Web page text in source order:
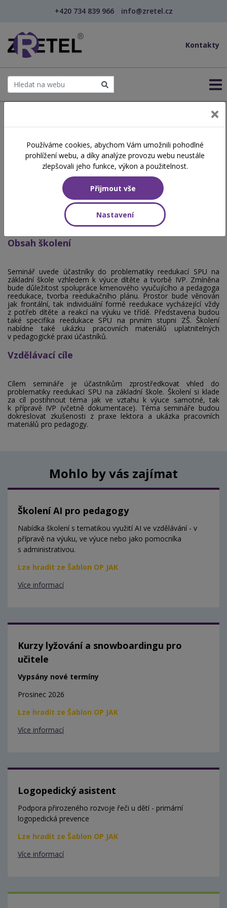
+420 734 839 966 info@zretel.cz
Kontakty
šablony
Reedukační skupiny pro
děti s SPU na ZŠ
Hodinová dotace
8 vyučovacích hodin
Obsah školení
Seminář uvede účastníky do problematiky reedukací SPU na
základní škole vzhledem k výuce dítěte a tvorbě IVP. Zmíněna
bude důležitost spolupráce kmenového vyučujícího a pedagoga
reedukace, tvorba reedukačního plánu. Prostor bude věnován
jak frontální, tak individuální formě reedukace vycházející vždy
z potřeb dítěte a reakcí na výuku ve třídě. Představena budou
také specifika reedukace SPU na prvním stupni ZŠ. Školení
nabídne také ukázku pracovních materiálů uplatnitelných
v pedagogické praxi účastníků.
Vzdělávací cíle
Cílem semináře je účastníkům zprostředkovat vhled do
problematiky reedukací SPU na základní škole. Školení si klade
za cíl postihnout téma jak ve vztahu k výuce samotné, tak
k přípravě IVP (včetně dokumentace). Téma semináře budou
dokreslovat zkušenosti z praxe lektora a ukázka pracovních
materiálů pro pedagogy.
Mohlo by vás zajímat
Školení AI pro pedagogy
Nabídka školení s tematikou využití AI ve vzdělávání - v
přípravě na výuku, ve výuce nebo jako pomocníka
s administrativou.
Lze hradit ze Šablon OP JAK
Více informací
Kurzy lyžování a snowboardingu pro
učitele
Vypsány nové termíny
Prosinec 2026
Lze hradit ze Šablon OP JAK
Více informací
Logopedický asistent
Podpora přirozeného rozvoje řeči u dětí - primární
logopedická prevence
Lze hradit ze Šablon OP JAK
Více informací
Používáme cookies, abychom Vám umožnili pohodlné
prohlížení webu, a díky analýze provozu webu neustále
zlepšovali jeho funkce, výkon a použitelnost.
Přijmout vše
Nastavení